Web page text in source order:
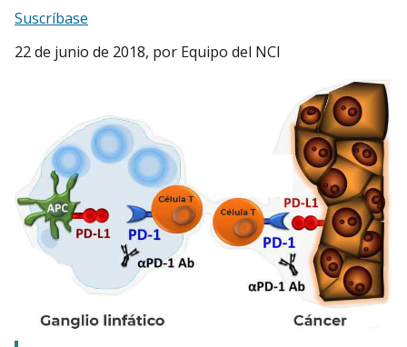
Suscríbase
22 de junio de 2018, por Equipo del NCI